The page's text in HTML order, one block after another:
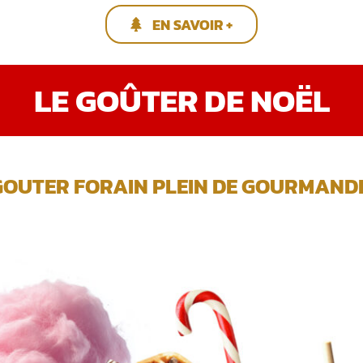
EN SAVOIR +
LE GOÛTER DE NOËL
FORAIN PLEIN DE